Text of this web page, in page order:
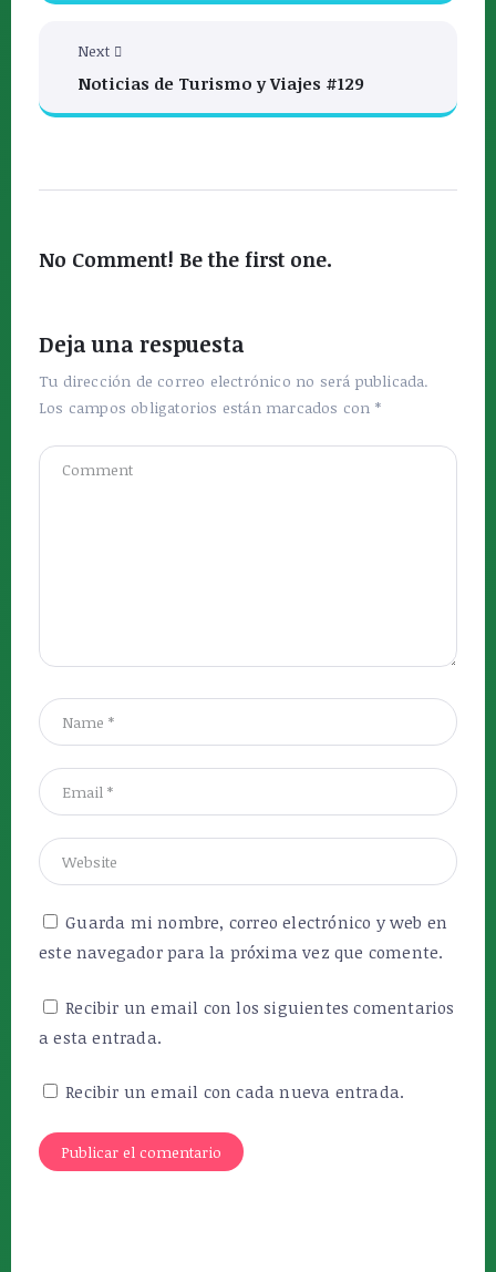
Next
Noticias de Turismo y Viajes #129
No Comment! Be the first one.
Deja una respuesta
Tu dirección de correo electrónico no será publicada.
Los campos obligatorios están marcados con *
Guarda mi nombre, correo electrónico y web en
este navegador para la próxima vez que comente.
Recibir un email con los siguientes comentarios
a esta entrada.
Recibir un email con cada nueva entrada.